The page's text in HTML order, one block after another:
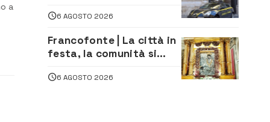
a
oltre 700 mila euro a
imprenditore della
climatizzazione
6 AGOSTO 2026
Francofonte | La città in
festa, la comunità si
della Neve tra fede e
6 AGOSTO 2026